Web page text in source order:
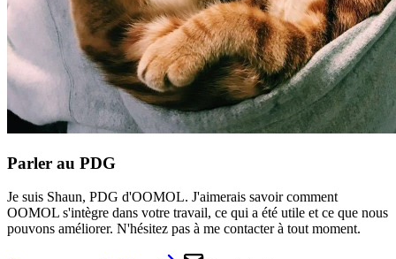
Parler au PDG
Je suis Shaun, PDG d'OOMOL. J'aimerais savoir comment
OOMOL s'intègre dans votre travail, ce qui a été utile et ce que nous
pouvons améliorer. N'hésitez pas à me contacter à tout moment.